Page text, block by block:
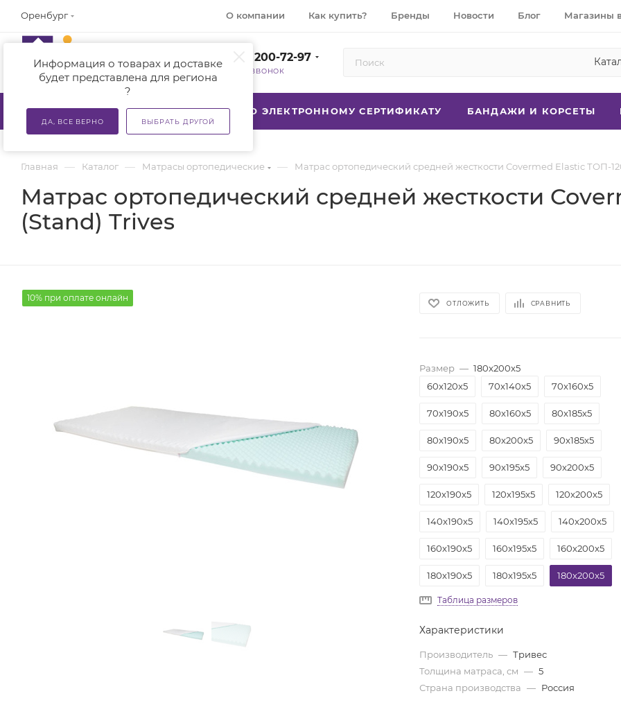
Оренбург
Информация о товарах и доставке
будет представлена для региона
?
ДА, ВСЕ ВЕРНО ВЫБРАТЬ ДРУГОЙ
О компании Как купить? Бренды Новости Блог Магазины
+7 (800) 200-72-97
ЗАКАЗАТЬ ЗВОНОК
КАТАЛОГ АКЦИИ ТСР ПО ЭЛЕКТРОННОМУ СЕРТИФИКАТУ БАНДАЖИ И КОРСЕТЫ
Главная — Каталог — Матрасы ортопедические — Матраc ортопедический средней жесткости Covermed Elastic ТОП-
Матраc ортопедический средней жесткости
(Stand) Trives
10% при оплате онлайн
ОТЛОЖИТЬ СРАВНИТЬ
Размер — 180x200x5
60x120x5
70x140x5 70x160x5
70x190x5 80x160x5 80x185x5
80x190x5 80x200x5 90x185x5
90x190x5 90x195x5 90x200x5
120x190x5 120x195x5 120x200x5
140x190x5 140x195x5 140x200x5
160x190x5 160x195x5 160x200x5
180x190x5 180x195x5 180x200x5
Таблица размеров
Характеристики
Производитель — Тривес
Толщина матраса, см — 5
Страна производства — Россия